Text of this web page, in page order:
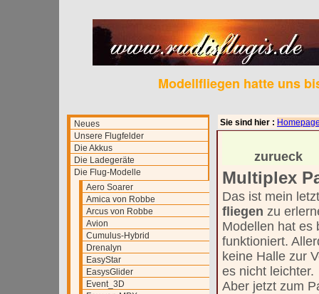
Modellfliegen hatte uns
Neues
Unsere Flugfelder
Die Akkus
Die Ladegeräte
Die Flug-Modelle
Aero Soarer
Amica von Robbe
Arcus von Robbe
Avion
Cumulus-Hybrid
Drenalyn
EasyStar
EasysGlider
Event_3D
Sie sind hier :
zurueck
Multiplex
Das ist mein
fliegen zu
Modellen hat es
funktioniert.
keine Halle zur
es nicht leichter.
Aber jetzt zum